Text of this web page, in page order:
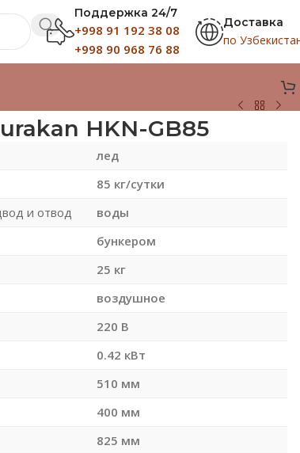
Поддержка 24/7
+998 91 192 38 08
+998 90 968 76 88
Доставка
по
HKN-GB85
лед
85 кг/сутки
и отвод
воды
бункером
25 кг
воздушное
220 В
0.42 кВт
510 мм
400 мм
825 мм